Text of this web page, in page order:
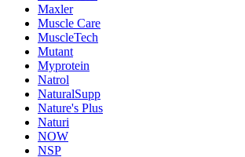
Maxler
Muscle Care
MuscleTech
Mutant
Myprotein
Natrol
NaturalSupp
Nature's Plus
Naturi
NOW
NSP